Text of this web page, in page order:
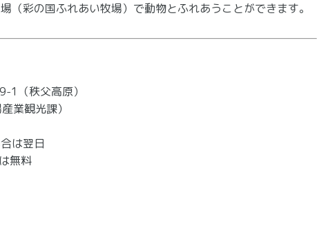
（彩の国ふれあい牧場）で動物とふれあうことができます。
1（秩父高原）
業観光課）
は翌日
無料